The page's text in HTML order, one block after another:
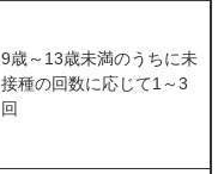
9歳～13歳未満のうちに未
接種の回数に応じて1～3
回